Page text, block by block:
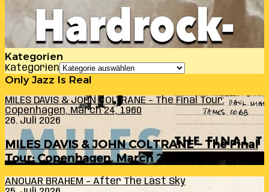
Kategorien
Kategorien
Only Jazz Is Real
MILES DAVIS & JOHN COLTRANE – The Final Tour:
Copenhagen, March 24, 1960
26. Juli 2026
MILES DAVIS & JOHN COLTRANE – The Final
Tour: Copenhagen, March 24, 1960
ANOUAR BRAHEM – After The Last Sky